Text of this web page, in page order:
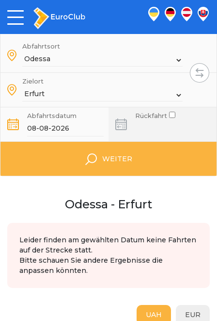
Abfahrtsort
Zielort
Abfahrtsdatum Rückfahrt
WEITER
Odessa - Erfurt
Leider finden am gewählten Datum keine Fahrten
auf der Strecke statt.
Bitte schauen Sie andere Ergebnisse die
anpassen könnten.
EUR
UAH